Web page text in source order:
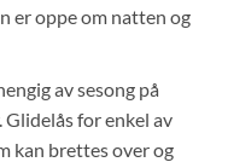
er oppe om natten og
av sesong på
for enkel av
kan brettes over og